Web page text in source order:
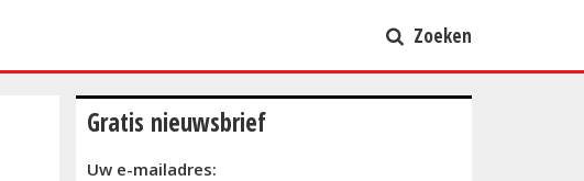
Zoeken
Gratis nieuwsbrief
Uw e-mailadres: